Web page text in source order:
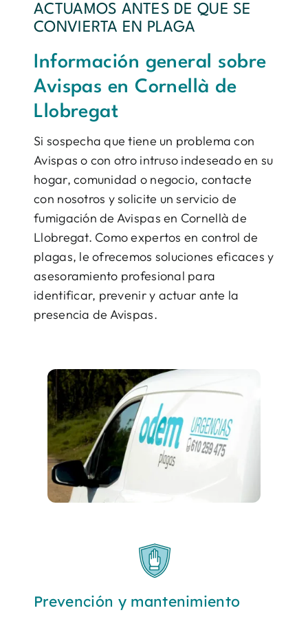
ACTUAMOS ANTES DE QUE SE
CONVIERTA EN PLAGA
Información general sobre
Avispas en Cornellà de
Llobregat
Si sospecha que tiene un problema con
Avispas o con otro intruso indeseado en su
hogar, comunidad o negocio, contacte
con nosotros y solicite un servicio de
fumigación de Avispas en Cornellà de
Llobregat. Como expertos en control de
plagas, le ofrecemos soluciones eficaces y
asesoramiento profesional para
identificar, prevenir y actuar ante la
presencia de Avispas.
Prevención y mantenimiento